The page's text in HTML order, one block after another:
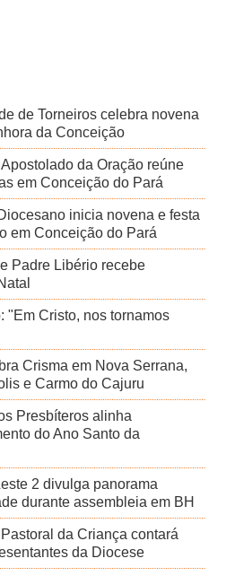
de Torneiros celebra novena
da Conceição
da Oração reúne
em Conceição do Pará
inicia novena e festa
em Conceição do Pará
Padre Libério recebe
"Em Cristo, nos tornamos
Crisma em Nova Serrana,
e Carmo do Cajuru
Presbíteros alinha
do Ano Santo da
2 divulga panorama
durante assembleia em BH
da Criança contará
da Diocese